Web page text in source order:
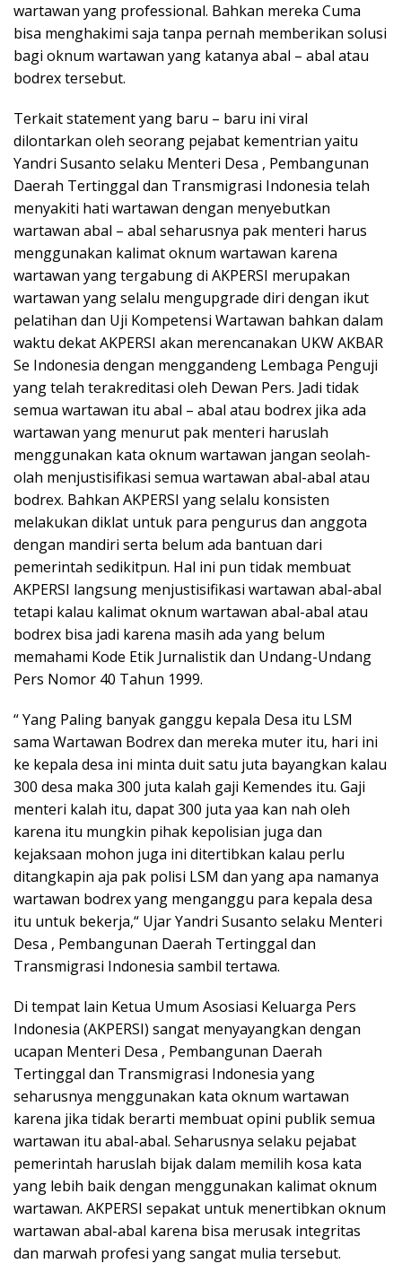
wartawan yang professional. Bahkan mereka Cuma
bisa menghakimi saja tanpa pernah memberikan solusi
bagi oknum wartawan yang katanya abal – abal atau
bodrex tersebut.
Terkait statement yang baru – baru ini viral
dilontarkan oleh seorang pejabat kementrian yaitu
Yandri Susanto selaku Menteri Desa , Pembangunan
Daerah Tertinggal dan Transmigrasi Indonesia telah
menyakiti hati wartawan dengan menyebutkan
wartawan abal – abal seharusnya pak menteri harus
menggunakan kalimat oknum wartawan karena
wartawan yang tergabung di AKPERSI merupakan
wartawan yang selalu mengupgrade diri dengan ikut
pelatihan dan Uji Kompetensi Wartawan bahkan dalam
waktu dekat AKPERSI akan merencanakan UKW AKBAR
Se Indonesia dengan menggandeng Lembaga Penguji
yang telah terakreditasi oleh Dewan Pers. Jadi tidak
semua wartawan itu abal – abal atau bodrex jika ada
wartawan yang menurut pak menteri haruslah
menggunakan kata oknum wartawan jangan seolah-
olah menjustisifikasi semua wartawan abal-abal atau
bodrex. Bahkan AKPERSI yang selalu konsisten
melakukan diklat untuk para pengurus dan anggota
dengan mandiri serta belum ada bantuan dari
pemerintah sedikitpun. Hal ini pun tidak membuat
AKPERSI langsung menjustisifikasi wartawan abal-abal
tetapi kalau kalimat oknum wartawan abal-abal atau
bodrex bisa jadi karena masih ada yang belum
memahami Kode Etik Jurnalistik dan Undang-Undang
Pers Nomor 40 Tahun 1999.
“ Yang Paling banyak ganggu kepala Desa itu LSM
sama Wartawan Bodrex dan mereka muter itu, hari ini
ke kepala desa ini minta duit satu juta bayangkan kalau
300 desa maka 300 juta kalah gaji Kemendes itu. Gaji
menteri kalah itu, dapat 300 juta yaa kan nah oleh
karena itu mungkin pihak kepolisian juga dan
kejaksaan mohon juga ini ditertibkan kalau perlu
ditangkapin aja pak polisi LSM dan yang apa namanya
wartawan bodrex yang menganggu para kepala desa
itu untuk bekerja,“ Ujar Yandri Susanto selaku Menteri
Desa , Pembangunan Daerah Tertinggal dan
Transmigrasi Indonesia sambil tertawa.
Di tempat lain Ketua Umum Asosiasi Keluarga Pers
Indonesia (AKPERSI) sangat menyayangkan dengan
ucapan Menteri Desa , Pembangunan Daerah
Tertinggal dan Transmigrasi Indonesia yang
seharusnya menggunakan kata oknum wartawan
karena jika tidak berarti membuat opini publik semua
wartawan itu abal-abal. Seharusnya selaku pejabat
pemerintah haruslah bijak dalam memilih kosa kata
yang lebih baik dengan menggunakan kalimat oknum
wartawan. AKPERSI sepakat untuk menertibkan oknum
wartawan abal-abal karena bisa merusak integritas
dan marwah profesi yang sangat mulia tersebut.